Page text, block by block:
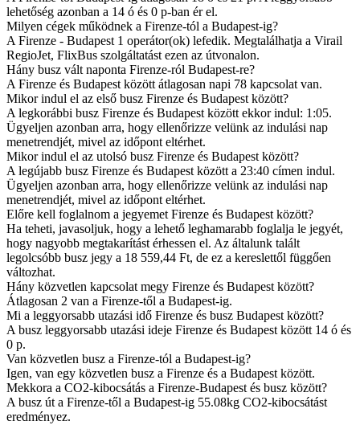
lehetőség azonban a 14 ó és 0 p-ban ér el.
Milyen cégek működnek a Firenze-tól a Budapest-ig?
A Firenze - Budapest 1 operátor(ok) lefedik. Megtalálhatja a Virail
RegioJet, FlixBus szolgáltatást ezen az útvonalon.
Hány busz vált naponta Firenze-ról Budapest-re?
A Firenze és Budapest között átlagosan napi 78 kapcsolat van.
Mikor indul el az első busz Firenze és Budapest között?
A legkorábbi busz Firenze és Budapest között ekkor indul: 1:05.
Ügyeljen azonban arra, hogy ellenőrizze velünk az indulási nap
menetrendjét, mivel az időpont eltérhet.
Mikor indul el az utolsó busz Firenze és Budapest között?
A legújabb busz Firenze és Budapest között a 23:40 címen indul.
Ügyeljen azonban arra, hogy ellenőrizze velünk az indulási nap
menetrendjét, mivel az időpont eltérhet.
Előre kell foglalnom a jegyemet Firenze és Budapest között?
Ha teheti, javasoljuk, hogy a lehető leghamarabb foglalja le jegyét,
hogy nagyobb megtakarítást érhessen el. Az általunk talált
legolcsóbb busz jegy a 18 559,44 Ft, de ez a kereslettől függően
változhat.
Hány közvetlen kapcsolat megy Firenze és Budapest között?
Átlagosan 2 van a Firenze-től a Budapest-ig.
Mi a leggyorsabb utazási idő Firenze és busz Budapest között?
A busz leggyorsabb utazási ideje Firenze és Budapest között 14 ó és
0 p.
Van közvetlen busz a Firenze-tól a Budapest-ig?
Igen, van egy közvetlen busz a Firenze és a Budapest között.
Mekkora a CO2-kibocsátás a Firenze-Budapest és busz között?
A busz út a Firenze-től a Budapest-ig 55.08kg CO2-kibocsátást
eredményez.